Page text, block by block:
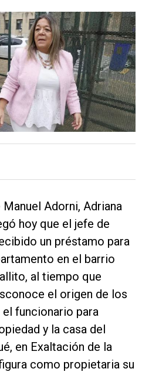
Adorni, Adriana
hoy que el jefe de
un préstamo para
en el barrio
al tiempo que
el origen de los
funcionario para
y la casa del
en Exaltación de la
como propietaria su